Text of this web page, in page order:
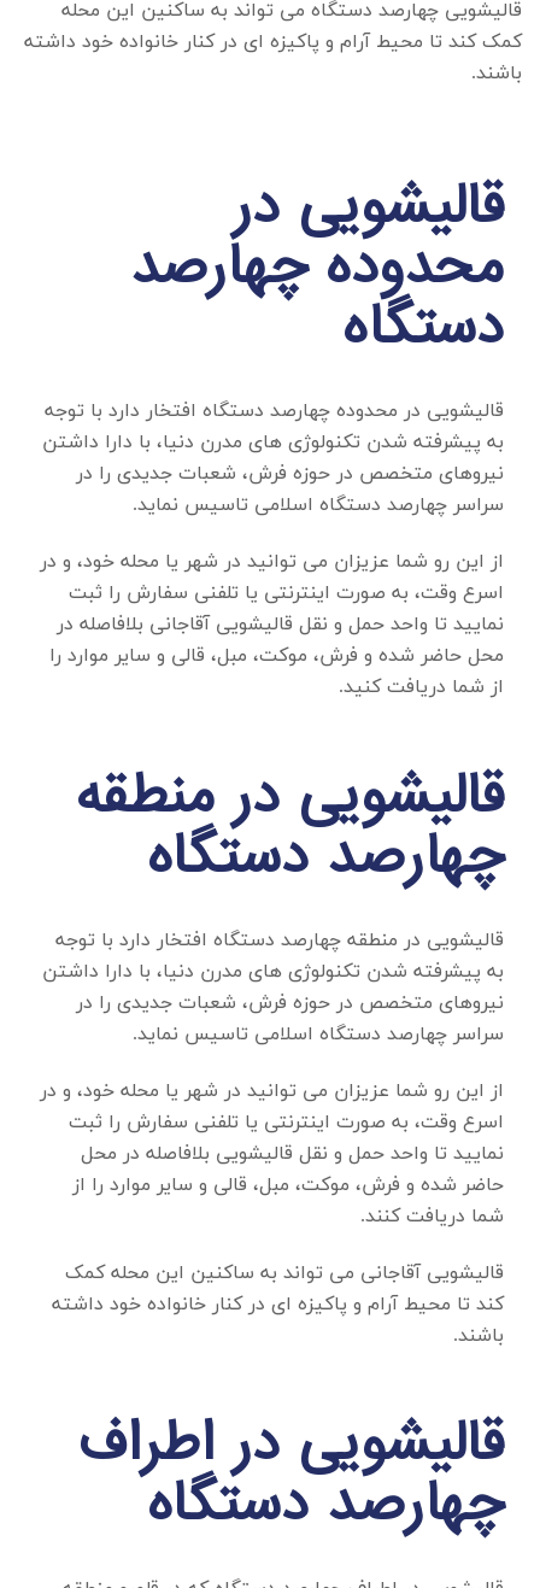
قالیشویی چهارصد دستگاه می تواند به ساکنین این محله
کمک کند تا محیط آرام و پاکیزه ای در کنار خانواده خود داشته
باشند.
قالیشویی در
محدوده چهارصد
دستگاه
قالیشویی در محدوده چهارصد دستگاه افتخار دارد با توجه
به پیشرفته شدن تکنولوژی های مدرن دنیا، با دارا داشتن
نیروهای متخصص در حوزه فرش، شعبات جدیدی را در
سراسر چهارصد دستگاه اسلامی تاسیس نماید.
از این رو شما عزیزان می توانید در شهر یا محله خود، و در
اسرع وقت، به صورت اینترنتی یا تلفنی سفارش را ثبت
نمایید تا واحد حمل و نقل قالیشویی آقاجانی بلافاصله در
محل حاضر شده و فرش، موکت، مبل، قالی و سایر موارد را
از شما دریافت کنید.
قالیشویی در منطقه
چهارصد دستگاه
قالیشویی در منطقه چهارصد دستگاه افتخار دارد با توجه
به پیشرفته شدن تکنولوژی های مدرن دنیا، با دارا داشتن
نیروهای متخصص در حوزه فرش، شعبات جدیدی را در
سراسر چهارصد دستگاه اسلامی تاسیس نماید.
از این رو شما عزیزان می توانید در شهر یا محله خود، و در
اسرع وقت، به صورت اینترنتی یا تلفنی سفارش را ثبت
نمایید تا واحد حمل و نقل قالیشویی بلافاصله در محل
حاضر شده و فرش، موکت، مبل، قالی و سایر موارد را از
شما دریافت کنند.
قالیشویی آقاجانی می تواند به ساکنین این محله کمک
کند تا محیط آرام و پاکیزه ای در کنار خانواده خود داشته
باشند.
قالیشویی در اطراف
چهارصد دستگاه